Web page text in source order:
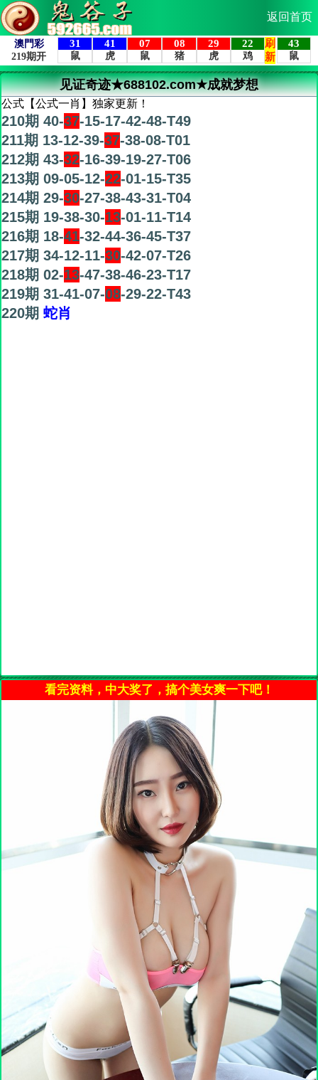
返回首页
见证奇迹★688102.com★成就梦想
公式【公式一肖】独家更新！
210期 40-37-15-17-42-48-T49
211期 13-12-39-37-38-08-T01
212期 43-32-16-39-19-27-T06
213期 09-05-12-22-01-15-T35
214期 29-30-27-38-43-31-T04
215期 19-38-30-13-01-11-T14
216期 18-41-32-44-36-45-T37
217期 34-12-11-30-42-07-T26
218期 02-13-47-38-46-23-T17
219期 31-41-07-08-29-22-T43
220期 蛇肖
看完资料，中大奖了，搞个美女爽一下吧！